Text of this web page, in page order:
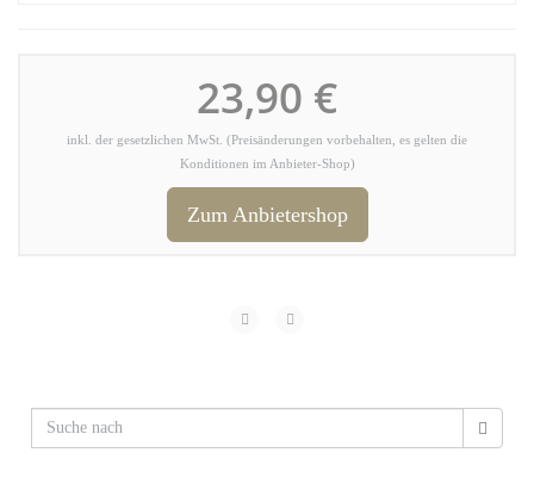
23,90 €
inkl. der gesetzlichen MwSt. (Preisänderungen vorbehalten, es gelten die
Konditionen im Anbieter-Shop)
Zum Anbietershop